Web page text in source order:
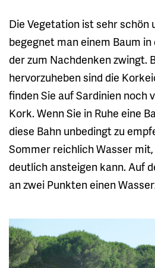
Die Vegetation ist sehr schön
begegnet man einem Baum
der zum Nachdenken zwingt.
hervorzuheben sind die
finden Sie auf Sardinien noch
Kork. Wenn Sie in Ruhe eine
diese Bahn unbedingt zu
Sommer reichlich Wasser
deutlich ansteigen kann. Auf
an zwei Punkten einen